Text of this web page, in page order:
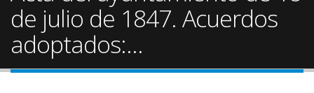
de julio de 1847. Acuerdos
adoptados:...